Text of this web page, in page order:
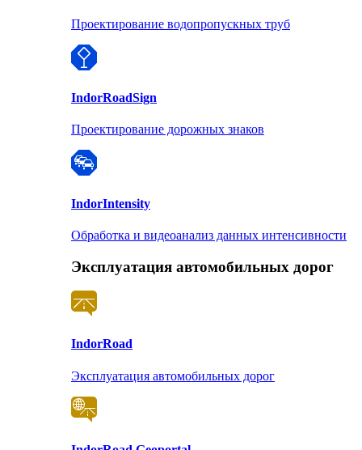
Проектирование водопропускных труб
IndorRoadSign
Проектирование дорожных знаков
IndorIntensity
Обработка и видеоанализ данных интенсивности
Эксплуатация автомобильных дорог
IndorRoad
Эксплуатация автомобильных дорог